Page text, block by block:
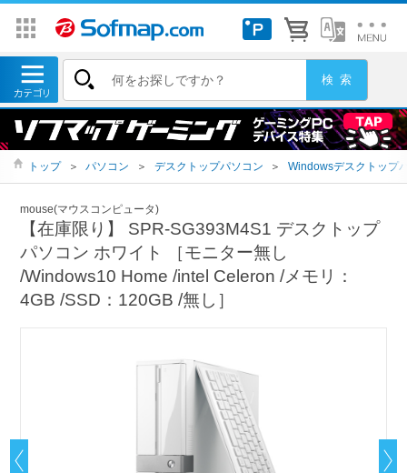
トップ ＞ パソコン ＞ デスクトップパソコン ＞ Windowsデスクトップ
mouse(マウスコンピュータ)
【在庫限り】 SPR-SG393M4S1 デスクトップ
パソコン ホワイト ［モニター無し
/Windows10 Home /intel Celeron /メモリ：
4GB /SSD：120GB /無し］